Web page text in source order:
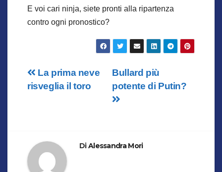
E voi cari ninja, siete pronti alla ripartenza
contro ogni pronostico?
Navigazione
articoli
Bullard più
potente di Putin?
La prima neve
risveglia il toro
DiAlessandra Mori